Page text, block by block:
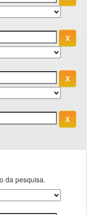
da pesquisa.